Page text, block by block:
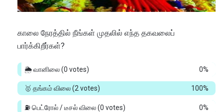
காலை நேரத்தில் நீங்கள் முதலில் எந்த தகவலைப்
பார்க்கிறீர்கள்?
0%
🌦️ வானிலை(0 votes)
100%
🥇 தங்கம் விலை(2 votes)
0%
⛽ பெட்ரோல் / டீசல் விலை(0 votes)